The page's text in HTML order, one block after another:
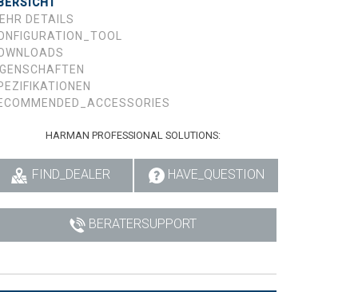
DETAILS
HARMAN PROFESSIONAL SOLUTIONS:
FIND_DEALER HAVE_QUESTION
BERATERSUPPORT